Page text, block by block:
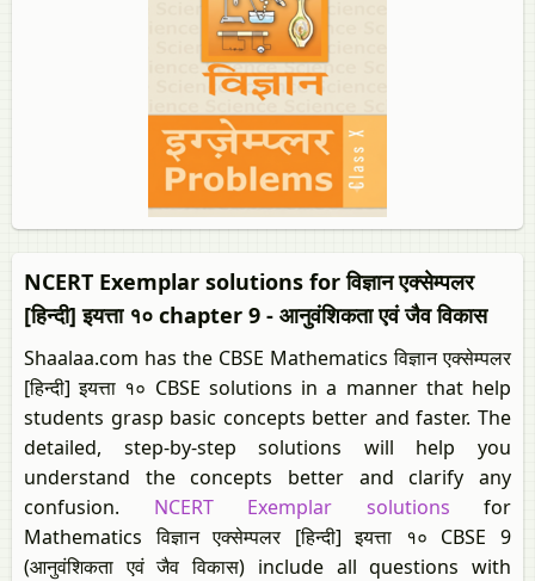
NCERT Exemplar solutions for विज्ञान एक्सेम्पलर
[हिन्दी] इयत्ता १० chapter 9 - आनुवंशिकता एवं जैव विकास
Shaalaa.com has the CBSE Mathematics विज्ञान एक्सेम्पलर
[हिन्दी] इयत्ता १० CBSE solutions in a manner that help
students grasp basic concepts better and faster. The
detailed, step-by-step solutions will help you
understand the concepts better and clarify any
confusion. NCERT Exemplar solutions for
Mathematics विज्ञान एक्सेम्पलर [हिन्दी] इयत्ता १० CBSE 9
(आनुवंशिकता एवं जैव विकास) include all questions with